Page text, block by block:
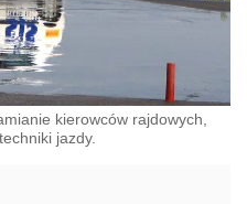
kierowców rajdowych,
jazdy.